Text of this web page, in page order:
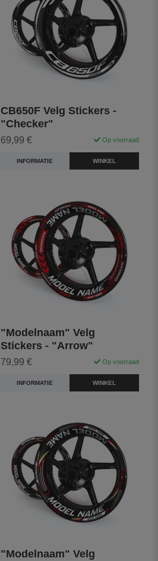
CB650F Velg Stickers -
"Checker"
69,99 € Op voorraad
INFORMATIE WINKEL
"Modelnaam" Velg
Stickers - "Arrow"
79,99 € Op voorraad
INFORMATIE WINKEL
"Modelnaam" Velg